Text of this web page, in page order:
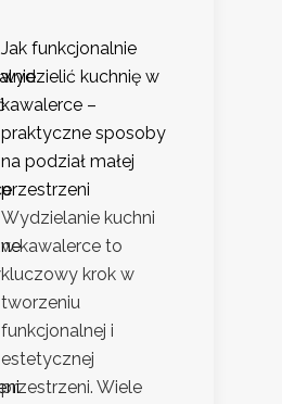
Jak funkcjonalnie
wydzielić kuchnię w
kawalerce –
praktyczne sposoby
na podział małej
przestrzeni
Wydzielanie kuchni
w kawalerce to
kluczowy krok w
tworzeniu
funkcjonalnej i
estetycznej
przestrzeni. Wiele